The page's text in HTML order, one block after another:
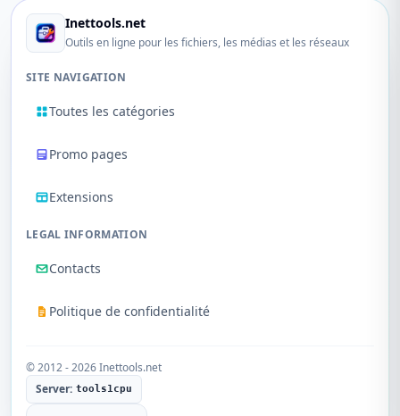
Inettools.net
Outils en ligne pour les fichiers, les médias et les réseaux
SITE NAVIGATION
Toutes les catégories
Promo pages
Extensions
LEGAL INFORMATION
Contacts
Politique de confidentialité
© 2012 - 2026 Inettools.net
Server: tools1cpu